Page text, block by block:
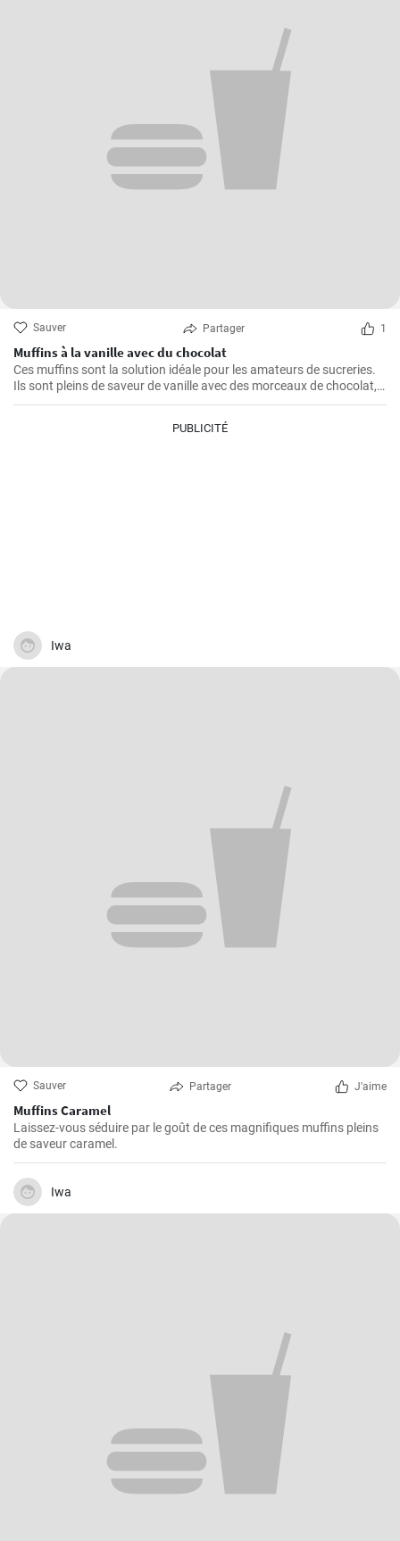
Sauver Partager 1
Muffins à la vanille avec du chocolat
Ces muffins sont la solution idéale pour les amateurs de sucreries.
Ils sont pleins de saveur de vanille avec des morceaux de chocolat,
créant une combinaison irrésistible.
PUBLICITÉ
Iwa
Sauver Partager J'aime
Muffins Caramel
Laissez-vous séduire par le goût de ces magnifiques muffins pleins
de saveur caramel.
Iwa